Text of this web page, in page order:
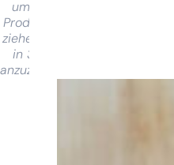
um das
Produkt zu
ziehen und
in 360°
anzuzeigen